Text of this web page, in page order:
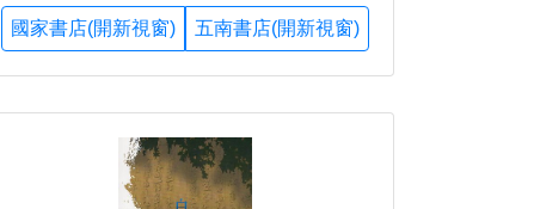
國家書店(開新視窗) 五南書店(開新視窗)